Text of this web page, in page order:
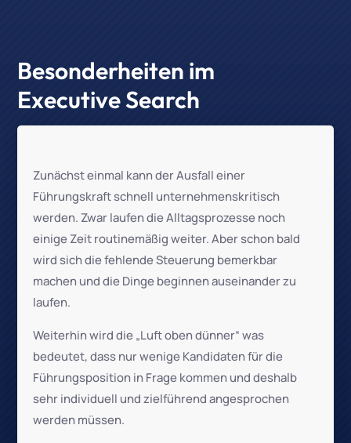
Besonderheiten im
Executive Search
Zunächst einmal kann der Ausfall einer
Führungskraft schnell unternehmenskritisch
werden. Zwar laufen die Alltagsprozesse noch
einige Zeit routinemäßig weiter. Aber schon bald
wird sich die fehlende Steuerung bemerkbar
machen und die Dinge beginnen auseinander zu
laufen.
Weiterhin wird die „Luft oben dünner“ was
bedeutet, dass nur wenige Kandidaten für die
Führungsposition in Frage kommen und deshalb
sehr individuell und zielführend angesprochen
werden müssen.